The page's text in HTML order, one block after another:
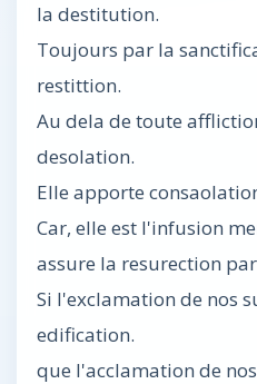
la destitution.
Toujours par la
restittion.
Au dela de toute
desolation.
Elle apporte
Car, elle est l'infusion
assure la resurection
Si l'exclamation de nos
edification.
que l'acclamation de